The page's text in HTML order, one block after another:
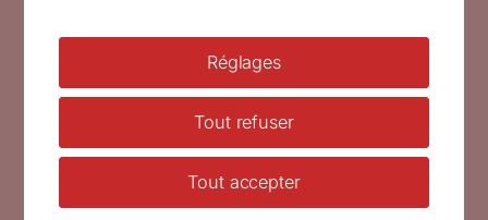
Réglages
Tout refuser
Tout accepter